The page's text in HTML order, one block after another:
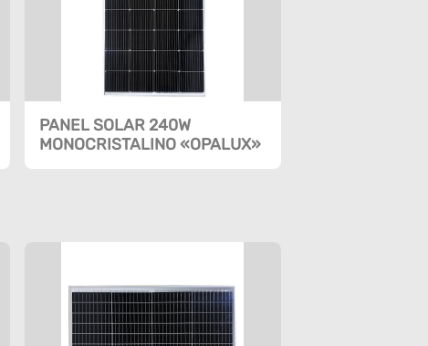
PANEL SOLAR 240W
MONOCRISTALINO «OPALUX»